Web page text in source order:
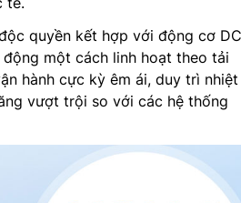
quyền kết hợp với động cơ DC
một cách linh hoạt theo tải
hành cực kỳ êm ái, duy trì nhiệt
vượt trội so với các hệ thống